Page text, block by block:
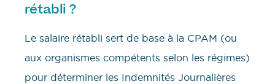
rétabli ?
Le salaire rétabli sert de base à la CPAM (ou
aux organismes compétents selon les régimes)
pour déterminer les Indemnités Journalières